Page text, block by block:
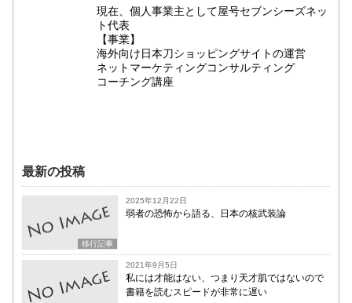
現在、個人事業主として屋号セブンシーズネッ
ト代表
【事業】
海外向け日本刀ショッピングサイトの運営
ネットマーケティングコンサルティング
コーチング講座
最新の投稿
移行記事
2025年12月22日
弱者の恐怖から語る、日本の核武装論
2021年9月5日
私には才能はない、つまり天才肌ではないので
書籍を読むスピードが非常に遅い